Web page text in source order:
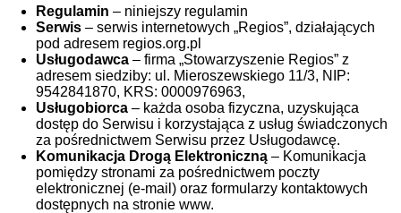
Regulamin – niniejszy regulamin
Serwis – serwis internetowych „Regios”, działających
pod adresem regios.org.pl
Usługodawca – firma „Stowarzyszenie Regios” z
adresem siedziby: ul. Mieroszewskiego 11/3, NIP:
9542841870, KRS: 0000976963,
Usługobiorca – każda osoba fizyczna, uzyskująca
dostęp do Serwisu i korzystająca z usług świadczonych
za pośrednictwem Serwisu przez Usługodawcę.
Komunikacja Drogą Elektroniczną – Komunikacja
pomiędzy stronami za pośrednictwem poczty
elektronicznej (e-mail) oraz formularzy kontaktowych
dostępnych na stronie www.